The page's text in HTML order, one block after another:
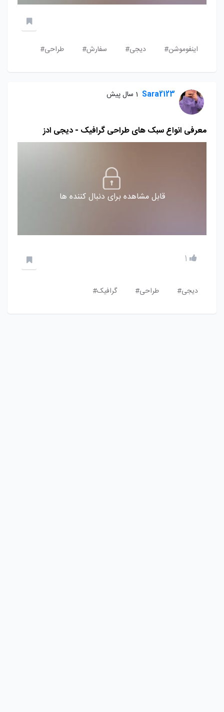
اینفوموشن# دیجی# سفارش# طراحی#
Sara2123 1 سال پیش
معرفی انواع سبک های طراحی گرافیک - دیجی ادز
قابل مشاهده برای دنبال کننده ها
1
دیجی# طراحی# گرافیک#